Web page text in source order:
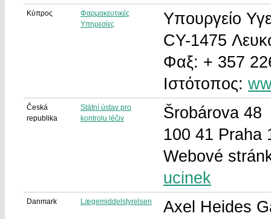
Κύπρος
Φαρμακευτικές
Υπηρεσίες
Υπουργείο
CY-1475
Φαξ: + 357
Ιστότοπος:
Česká
republika
Státní ústav pro
kontrolu léčiv
Šrobárova 48
100 41 Praha
Webové
ucinek
Danmark Lægemiddelstyrelsen
Axel Heides